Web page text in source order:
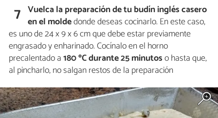
7 Vuelca la preparación de tu budín inglés casero
en el moldedonde deseas cocinarlo. En este caso,
es uno de 24 x 9 x 6 cm que debe estar previamente
engrasado y enharinado. Cocínalo en el horno
precalentado a180 ºC durante 25 minutoso hasta que,
al pincharlo, no salgan restos de la preparación